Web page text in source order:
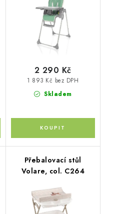
Skladem
1 893 Kč bez DPH
2 290 Kč
Přebalovací stůl
Volare, col. C264